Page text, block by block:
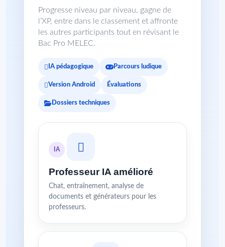
Progresse niveau par niveau, gagne de
l’XP, entre dans le classement et affronte
les autres participants tout en révisant le
Bac Pro MELEC.
IA pédagogique Parcours ludique
Version Android Évaluations
Dossiers techniques
IA
Professeur IA amélioré
Chat, entraînement, analyse de
documents et générateurs pour les
professeurs.